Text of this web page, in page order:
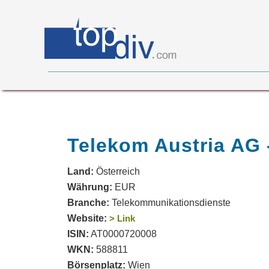
Telekom Austria AG
Land: Österreich
Währung: EUR
Branche: Telekommunikationsdienste
Website: > Link
ISIN: AT0000720008
WKN: 588811
Börsenplatz: Wien